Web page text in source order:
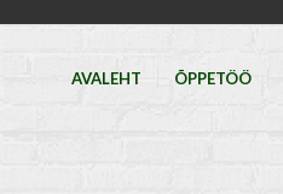
AVALEHT ÕPPETÖÖ